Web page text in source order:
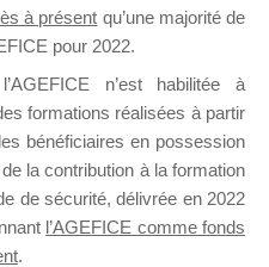
Blum
Pau-Pyrénées
PAU
à présent qu’une majorité de
pour 2022.
n’est habilitée à
formations réalisées à partir
bénéficiaires en possession
la contribution à la formation
de sécurité, délivrée en 2022
l’AGEFICE comme fonds
.